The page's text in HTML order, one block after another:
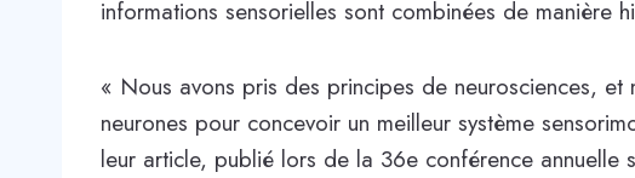
informations sensorielles sont combinées de manière
« Nous avons pris des principes de neurosciences,
neurones pour concevoir un meilleur système
leur article, publié lors de la 36e conférence annuelle